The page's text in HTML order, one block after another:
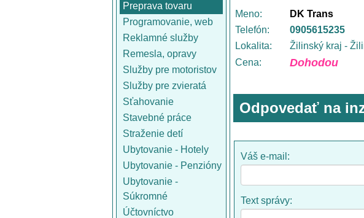
Preprava tovaru
Programovanie, web
Reklamné služby
Remesla, opravy
Služby pre motoristov
Služby pre zvieratá
Sťahovanie
Stavebné práce
Straženie detí
Ubytovanie - Hotely
Ubytovanie - Penzióny
Ubytovanie -
Súkromné
Účtovníctvo
Meno:
DK Trans
Telefón:
0905615235
Lokalita:
Žilinský kraj -
Cena:
Dohodou
Odpovedať na
Váš e-mail:
Text správy: